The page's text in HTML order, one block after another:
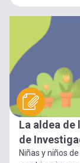
La aldea de
de
Niñas y niños